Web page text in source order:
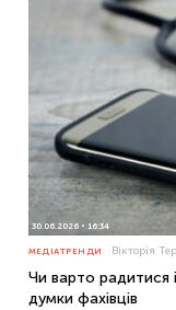
30.06.2026 16:34
МЕДІАТРЕНДИ Вікторія
Чи варто радитися
думки фахівців